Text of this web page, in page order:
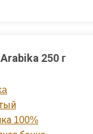
250 г
100%